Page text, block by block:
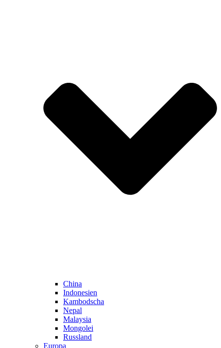
China
Indonesien
Kambodscha
Nepal
Malaysia
Mongolei
Russland
Europa